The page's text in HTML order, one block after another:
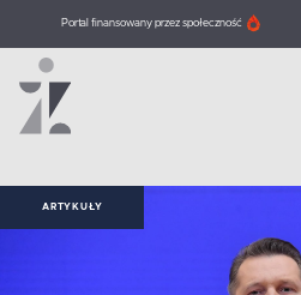
Portal finansowany przez społeczność
ARTYKUŁY